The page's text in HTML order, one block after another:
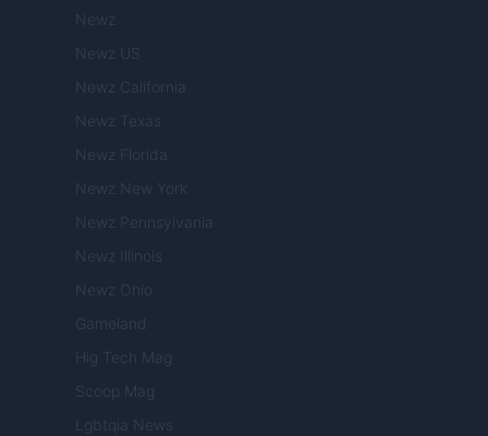
Newz
Newz US
Newz California
Newz Texas
Newz Florida
Newz New York
Newz Pennsylvania
Newz Illinois
Newz Ohio
Gameland
Hig Tech Mag
Scoop Mag
Lgbtqia News